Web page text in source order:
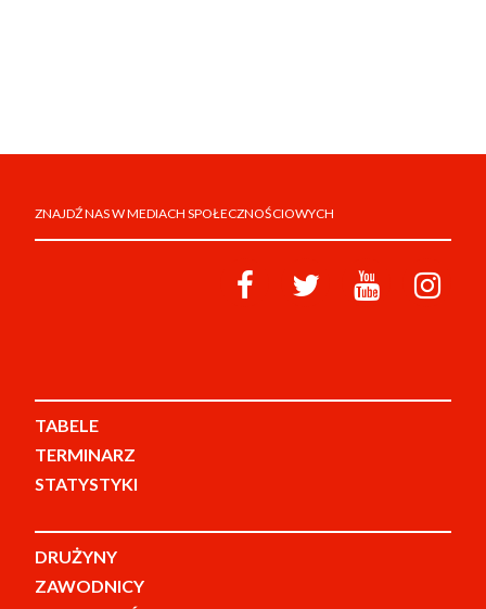
ZNAJDŹ NAS W MEDIACH SPOŁECZNOŚCIOWYCH
TABELE
TERMINARZ
STATYSTYKI
DRUŻYNY
ZAWODNICY